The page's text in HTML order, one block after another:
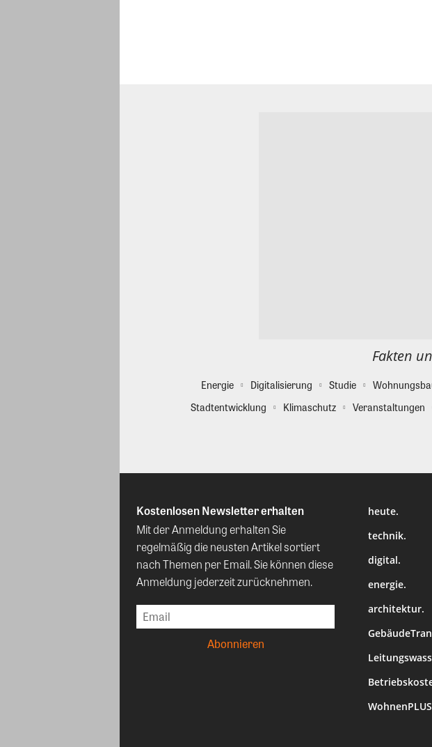
Fakten
Energie Digitalisierung Studie
Stadtentwicklung
Klimaschutz Veranstaltungen
Kostenlosen Newsletter erhalten
Mit der Anmeldung erhalten Sie
regelmäßig die neusten Artikel sortiert
nach Themen per Email. Sie können diese
Anmeldung jederzeit zurücknehmen.
heute.
technik.
digital.
energie.
architektur.
WohnenPLUS